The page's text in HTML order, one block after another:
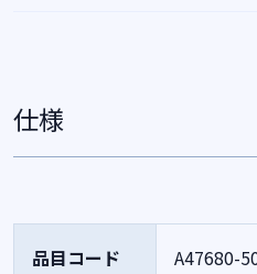
仕様
品目コード A47680-